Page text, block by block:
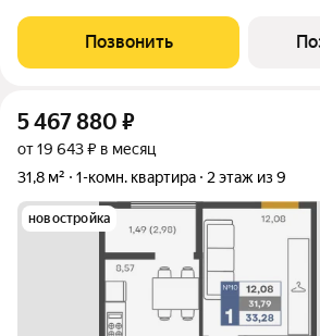
«Сфера» состоит из восьми домов
Выбор для тех, кто смотрит
Позвонить
5 467 880 ₽
от 19 643 ₽ в месяц
31,8 м²
1-комн. квартира 2 этаж из 9
новостройка